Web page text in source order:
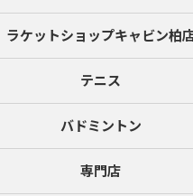
ラケットショップキャビン柏
テニス
バドミントン
専門店